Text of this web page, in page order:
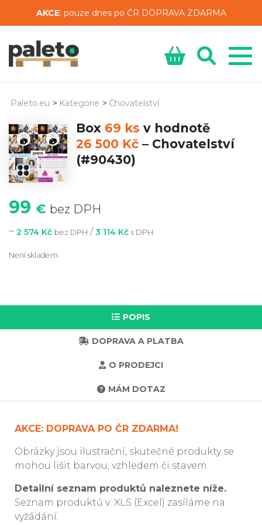
AKCE: pouze dnes po ČR DOPRAVA ZDARMA
Paleto.eu > Kategorie > Chovatelství
Box 69 ks v hodnotě
26 500 Kč – Chovatelství
(#90430)
99 € bez DPH
~ 2 574 Kč bez DPH / 3 114 Kč s DPH
Není skladem
POPIS
DOPRAVA A PLATBA
O PRODEJCI
MÁM DOTAZ
AKCE: DOPRAVA PO ČR ZDARMA!
Obrázky jsou ilustrační, skutečné produkty se
mohou lišit barvou, vzhledem či stavem.
Detailní seznam produktů naleznete níže.
Seznam produktů v .XLS (Excel) zasíláme na
vyžádání.